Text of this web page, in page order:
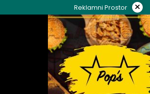
to
Reklamni Prostor ×